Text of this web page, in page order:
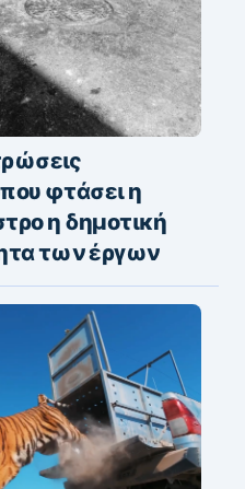
φτάσει η
η δημοτική
των έργων